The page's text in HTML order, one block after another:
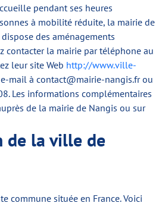
pendant ses heures
à mobilité réduite, la mairie de
des aménagements
contacter la mairie par téléphone au
leur site Web http://www.ville-
mail à contact@mairie-nangis.frou
Les informations complémentaires
de la mairie de Nangis ou sur
de la ville de
commune située en France. Voici